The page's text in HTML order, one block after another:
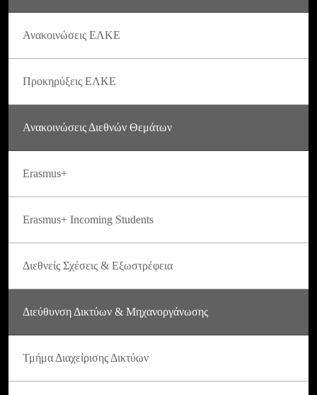
Ανακοινώσεις ΕΛΚΕ
Προκηρύξεις ΕΛΚΕ
Ανακοινώσεις Διεθνών Θεμάτων
Erasmus+
Erasmus+ Incoming Students
Διεθνείς Σχέσεις & Εξωστρέφεια
Διεύθυνση Δικτύων & Μηχανοργάνωσης
Τμήμα Διαχείρισης Δικτύων